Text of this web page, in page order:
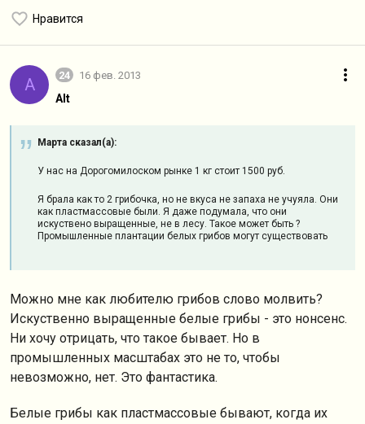
Нравится
A 24 16 фев. 2013
Alt
Марта сказал(а):
У нас на Дорогомилоском рынке 1 кг стоит 1500 руб.
Я брала как то 2 грибочка, но не вкуса не запаха не учуяла. Они
как пластмассовые были. Я даже подумала, что они
искуствено выращенные, не в лесу. Такое может быть ?
Промышленные плантации белых грибов могут существовать
Можно мне как любителю грибов слово молвить?
Искуственно выращенные белые грибы - это нонсенс.
Ни хочу отрицать, что такое бывает. Но в
промышленных масштабах это не то, чтобы
невозможно, нет. Это фантастика.
Белые грибы как пластмассовые бывают, когда их